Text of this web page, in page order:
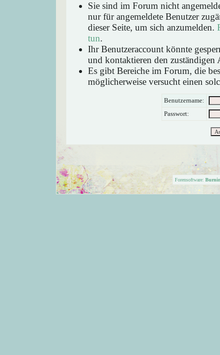
Sie sind im Forum nicht
nur für angemeldete Benutzer
dieser Seite, um sich anzumelden.
tun.
Ihr Benutzeraccount könnte
und kontaktieren den zuständigen
Es gibt Bereiche im Forum, die
möglicherweise versucht einen
Benutzername:
Passwort:
Forensoftware: